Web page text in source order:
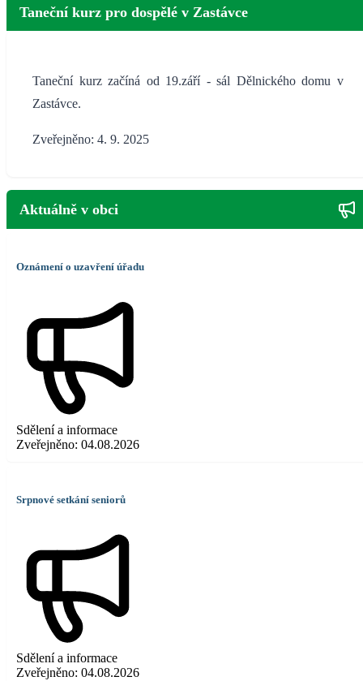
Taneční kurz pro dospělé v Zastávce
Taneční kurz začíná od 19.září - sál Dělnického domu v
Zastávce.
Zveřejněno: 4. 9. 2025
Aktuálně v obci
Oznámení o uzavření úřadu
Sdělení a informace
Zveřejněno: 04.08.2026
Srpnové setkání seniorů
Sdělení a informace
Zveřejněno: 04.08.2026